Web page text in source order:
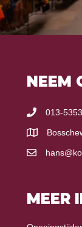
NEEM
013-
MEER